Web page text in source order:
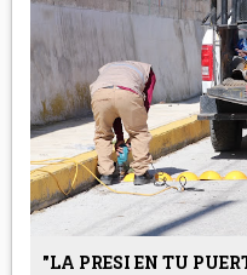
"LA PRESI EN TU